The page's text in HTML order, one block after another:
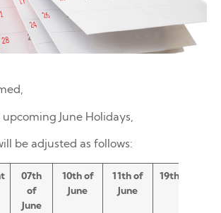
June Holidays,
be adjusted as follows:
07th
of
June
10th of
June
11th of
June
19th of June